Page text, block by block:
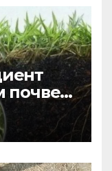
почве